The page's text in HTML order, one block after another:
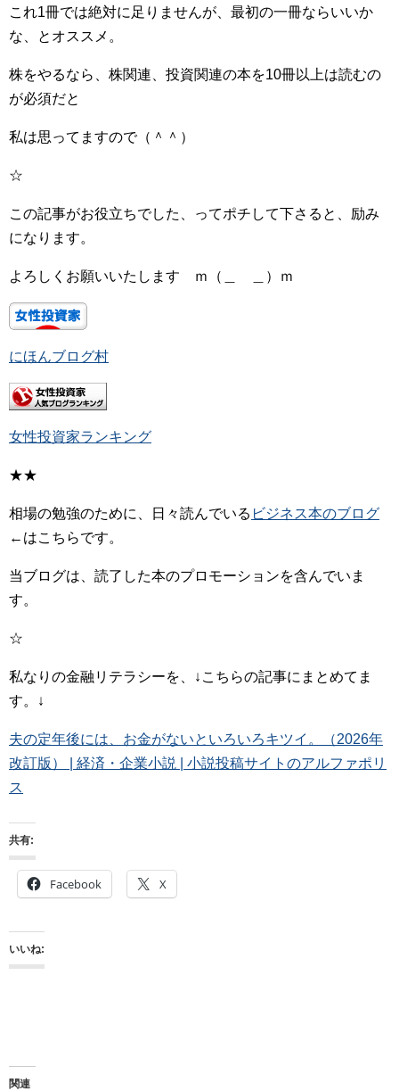
これ1冊では絶対に足りませんが、最初の一冊ならいいか
な、とオススメ。
株をやるなら、株関連、投資関連の本を10冊以上は読むの
が必須だと
私は思ってますので（＾＾）
☆
この記事がお役立ちでした、ってポチして下さると、励み
になります。
よろしくお願いいたします ｍ（＿ ＿）ｍ
にほんブログ村
女性投資家ランキング
★★
相場の勉強のために、日々読んでいる ビジネス本のブログ
←はこちらです。
当ブログは、読了した本のプロモーションを含んでいま
す。
☆
私なりの金融リテラシーを、↓こちらの記事にまとめてま
す。↓
夫の定年後には、お金がないといろいろキツイ。（2026年
改訂版） | 経済・企業小説 | 小説投稿サイトのアルファポリ
ス
共有:
Facebook X
いいね:
関連